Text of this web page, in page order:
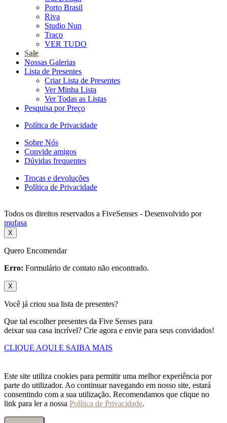
Porto Brasil
Riva
Studio Nun
Traço
VER TUDO
Sale
Nossas Galerias
Lista de Presentes
Criar Lista de Presentes
Ver Minha Lista
Ver Todas as Listas
Pesquisa por Preço
Política de Privacidade
Sobre Nós
Convide amigos
Dúvidas frequentes
Trocas e devoluções
Política de Privacidade
Todos os direitos reservados a FiveSenses - Desenvolvido por
mufasa
X
Quero Encomendar
Erro: Formulário de contato não encontrado.
X
Você já criou sua lista de presentes?
Que tal escolher presentes da Five Senses para
deixar sua casa incrível? Crie agora e envie para seus convidados!
CLIQUE AQUI E SAIBA MAIS
Este site utiliza cookies para permitir uma melhor experiência por
parte do utilizador. Ao continuar navegando em nosso site, estará
consentindo com a sua utilização. Recomendamos que clique no
link para ler a nossa Política de Privacidade.